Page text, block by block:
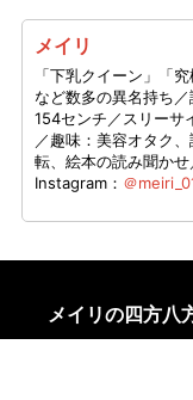
メイリ
「下乳クイーン」「
など数多の異名持ち
154センチ／スリーサ
／趣味：美容オタク
転、絵本の読み聞かせ
Instagram： ＠
メイリの四方八